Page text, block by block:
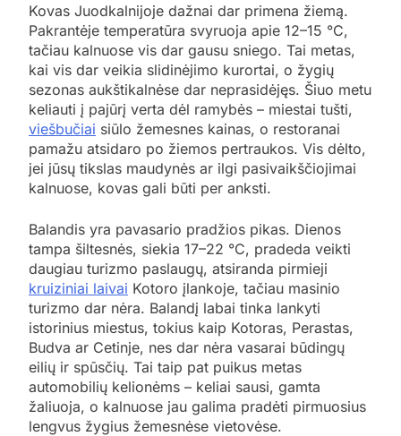
Kovas Juodkalnijoje dažnai dar primena žiemą.
Pakrantėje temperatūra svyruoja apie 12–15 °C,
tačiau kalnuose vis dar gausu sniego. Tai metas,
kai vis dar veikia slidinėjimo kurortai, o žygių
sezonas aukštikalnėse dar neprasidėjęs. Šiuo metu
keliauti į pajūrį verta dėl ramybės – miestai tušti,
viešbučiai siūlo žemesnes kainas, o restoranai
pamažu atsidaro po žiemos pertraukos. Vis dėlto,
jei jūsų tikslas maudynės ar ilgi pasivaikščiojimai
kalnuose, kovas gali būti per anksti.
Balandis yra pavasario pradžios pikas. Dienos
tampa šiltesnės, siekia 17–22 °C, pradeda veikti
daugiau turizmo paslaugų, atsiranda pirmieji
kruiziniai laivai Kotoro įlankoje, tačiau masinio
turizmo dar nėra. Balandį labai tinka lankyti
istorinius miestus, tokius kaip Kotoras, Perastas,
Budva ar Cetinje, nes dar nėra vasarai būdingų
eilių ir spūsčių. Tai taip pat puikus metas
automobilių kelionėms – keliai sausi, gamta
žaliuoja, o kalnuose jau galima pradėti pirmuosius
lengvus žygius žemesnėse vietovėse.